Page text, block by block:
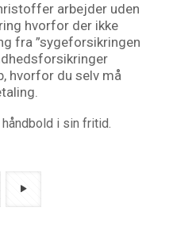
arbejder uden
hvorfor der ikke
fra ”sygeforsikringen
hvorfor du selv må
i sin fritid.